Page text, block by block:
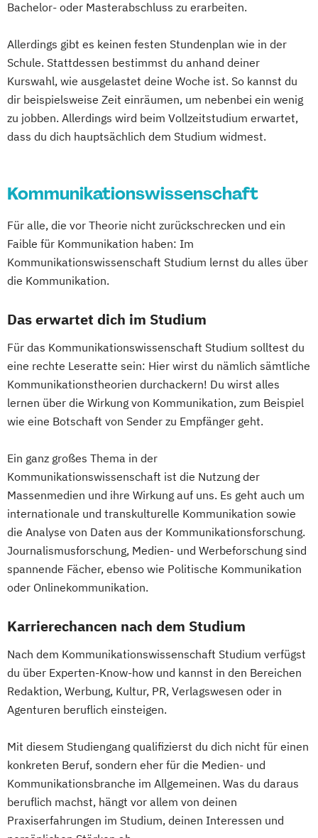
Bachelor- oder Masterabschluss zu erarbeiten.
Allerdings gibt es keinen festen Stundenplan wie in der
Schule. Stattdessen bestimmst du anhand deiner
Kurswahl, wie ausgelastet deine Woche ist. So kannst du
dir beispielsweise Zeit einräumen, um nebenbei ein wenig
zu jobben. Allerdings wird beim Vollzeitstudium erwartet,
dass du dich hauptsächlich dem Studium widmest.
Kommunikationswissenschaft
Für alle, die vor Theorie nicht zurückschrecken und ein
Faible für Kommunikation haben: Im
Kommunikationswissenschaft Studium lernst du alles über
die Kommunikation.
Das erwartet dich im Studium
Für das Kommunikationswissenschaft Studium solltest du
eine rechte Leseratte sein: Hier wirst du nämlich sämtliche
Kommunikationstheorien durchackern! Du wirst alles
lernen über die Wirkung von Kommunikation, zum Beispiel
wie eine Botschaft von Sender zu Empfänger geht.
Ein ganz großes Thema in der
Kommunikationswissenschaft ist die Nutzung der
Massenmedien und ihre Wirkung auf uns. Es geht auch um
internationale und transkulturelle Kommunikation sowie
die Analyse von Daten aus der Kommunikationsforschung.
Journalismusforschung, Medien- und Werbeforschung sind
spannende Fächer, ebenso wie Politische Kommunikation
oder Onlinekommunikation.
Karrierechancen nach dem Studium
Nach dem Kommunikationswissenschaft Studium verfügst
du über Experten-Know-how und kannst in den Bereichen
Redaktion, Werbung, Kultur, PR, Verlagswesen oder in
Agenturen beruflich einsteigen.
Mit diesem Studiengang qualifizierst du dich nicht für einen
konkreten Beruf, sondern eher für die Medien- und
Kommunikationsbranche im Allgemeinen. Was du daraus
beruflich machst, hängt vor allem von deinen
Praxiserfahrungen im Studium, deinen Interessen und